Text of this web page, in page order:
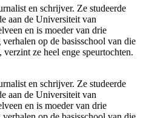
en schrijver. Ze studeerde
aan de Universiteit van
en is moeder van drie
op de basisschool van die
ze heel enge speurtochten.
en schrijver. Ze studeerde
aan de Universiteit van
en is moeder van drie